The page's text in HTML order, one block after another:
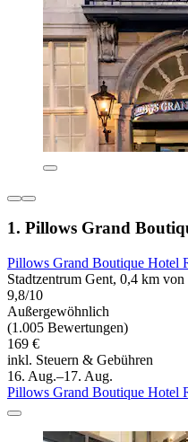
1. Pillows Grand
Pillows Grand Boutique Hotel
Stadtzentrum Gent, 0,4 km
9,8/10
Außergewöhnlich
(1.005 Bewertungen)
169 €
inkl. Steuern & Gebühren
16. Aug.–17. Aug.
Pillows Grand Boutique Hotel